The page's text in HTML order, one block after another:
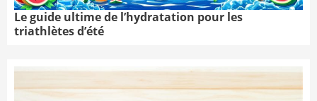
Le guide ultime de l’hydratation pour les
triathlètes d’été